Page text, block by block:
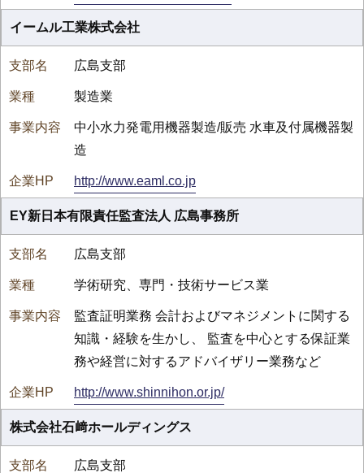
イームル工業株式会社
広島支部
製造業
中小水力発電用機器製造/販売 水車及付属機器製
造
http://www.eaml.co.jp
EY新日本有限責任監査法人 広島事務所
広島支部
学術研究、専門・技術サービス業
監査証明業務 会計およびマネジメントに関する
知識・経験を生かし、 監査を中心とする保証業
務や経営に対するアドバイザリー業務など
http://www.shinnihon.or.jp/
株式会社石﨑ホールディングス
広島支部